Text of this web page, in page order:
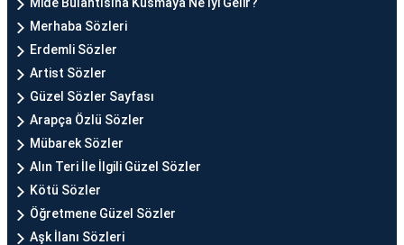
Merhaba Sözleri
Erdemli Sözler
Artist Sözler
Güzel Sözler Sayfası
Arapça Özlü Sözler
Mübarek Sözler
Alın Teri İle İlgili Güzel Sözler
Kötü Sözler
Öğretmene Güzel Sözler
Aşk İlanı Sözleri